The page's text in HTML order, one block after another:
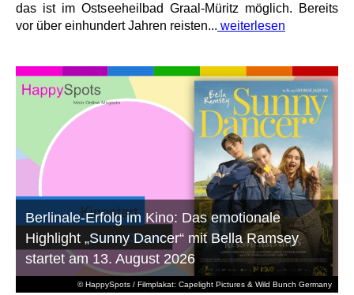
das ist im Ostseeheilbad Graal-Müritz möglich. Bereits
vor über einhundert Jahren reisten... weiterlesen
© HappySpots / Filmplakat: Capelight Pictures & Wild Bunch Germany
Berlinale-Erfolg im Kino: Das emotionale
Highlight „Sunny Dancer“ mit Bella Ramsey
startet am 13. August 2026